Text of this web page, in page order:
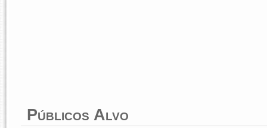
Públicos Alvo